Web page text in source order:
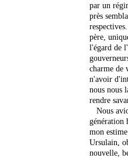
par un
près
père,
l'égard de
charme de
n'avoir
nous nous
rendre
Nous
génération
mon
Ursulain,
nouvelle,